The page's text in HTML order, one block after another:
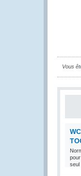
Vous
seul